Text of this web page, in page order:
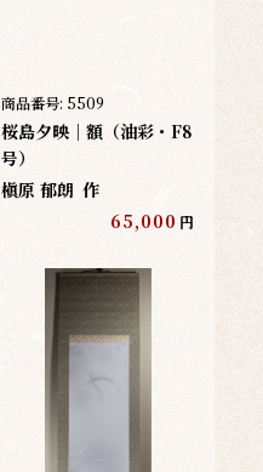
商品番号: 5509
桜島夕映｜額（油彩・F8
号）
槇原 郁朗 作
65,000 円